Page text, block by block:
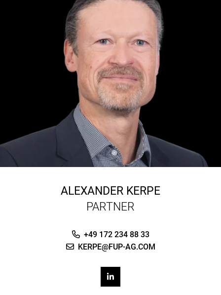
ALEXANDER KERPE
PARTNER
+49 172 234 88 33
KERPE@FUP-AG.COM